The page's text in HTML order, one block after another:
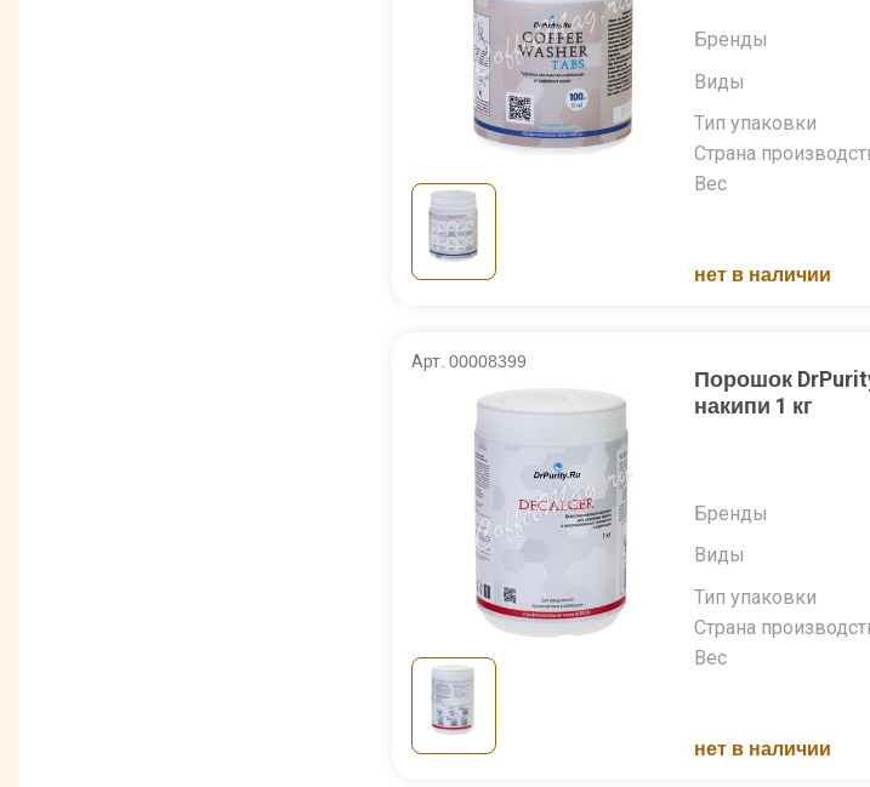
Бренды
Виды
Тип упаковки
Страна
Вес
нет в наличии
Арт. 00008399
Порошок
накипи 1 кг
Бренды
Виды
Тип упаковки
Страна
Вес
нет в наличии